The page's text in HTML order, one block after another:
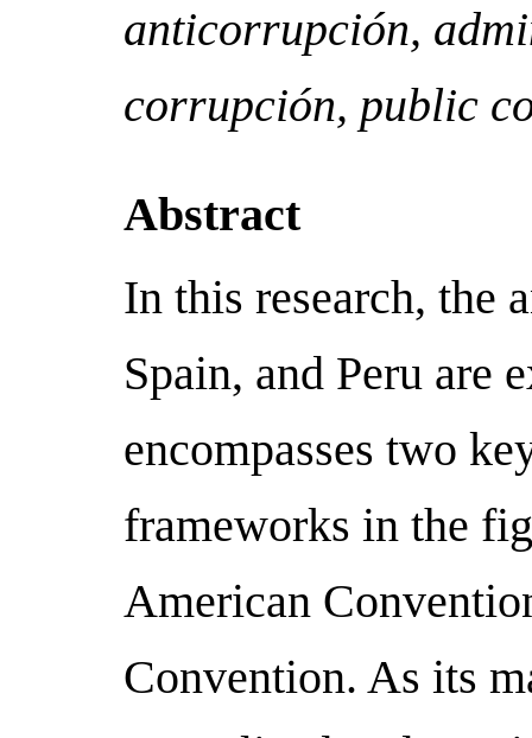
anticorrupción,
corrupción, public
Abstract
In this research, the
Spain, and Peru are
encompasses two
frameworks in the
American
Convention. As its